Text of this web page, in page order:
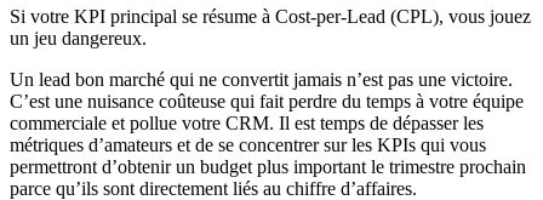
Si votre KPI principal se résume à Cost-per-Lead (CPL), vous jouez
un jeu dangereux.
Un lead bon marché qui ne convertit jamais n’est pas une victoire.
C’est une nuisance coûteuse qui fait perdre du temps à votre équipe
commerciale et pollue votre CRM. Il est temps de dépasser les
métriques d’amateurs et de se concentrer sur les KPIs qui vous
permettront d’obtenir un budget plus important le trimestre prochain
parce qu’ils sont directement liés au chiffre d’affaires.